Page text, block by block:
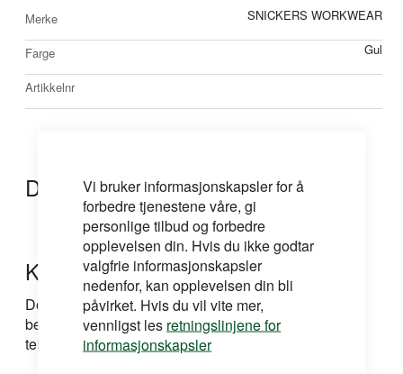
Vi bruker informasjonskapsler for å
forbedre tjenestene våre, gi
personlige tilbud og forbedre
opplevelsen din. Hvis du ikke godtar
valgfrie informasjonskapsler
nedenfor, kan opplevelsen din bli
påvirket. Hvis du vil vite mer,
vennligst les retningslinjene for
informasjonskapsler
Mer
informasjon
Merke SNICKERS WORKWEAR
Farge Gul
Artikkelnr
Dokumentasjon
Kontakt oss
Dersom du har spørsmål om produkt, løsning eller
bestilling kan du ta kontakt med oss på e-post eller
telefon: